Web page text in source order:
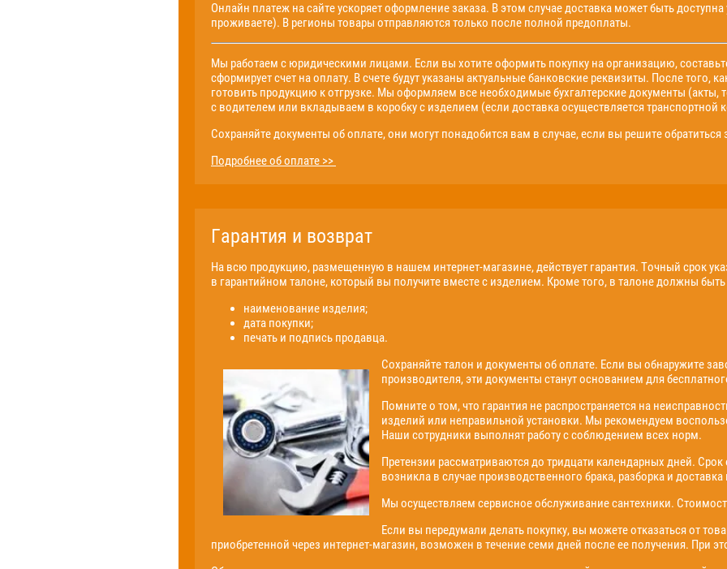
Онлайн платеж на сайте ускоряет оформление заказа. В этом случае доставка может быть
проживаете). В регионы товары отправляются только после полной предоплаты.
Мы работаем с юридическими лицами. Если вы хотите оформить покупку на организацию,
сформирует счет на оплату. В счете будут указаны актуальные банковские реквизиты. После того,
готовить продукцию к отгрузке. Мы оформляем все необходимые бухгалтерские документы
с водителем или вкладываем в коробку с изделием (если доставка осуществляется
Сохраняйте документы об оплате, они могут понадобится вам в случае, если вы решите
Подробнее об оплате >>
Гарантия и возврат
На всю продукцию, размещенную в нашем интернет-магазине, действует гарантия. Точный срок
в гарантийном талоне, который вы получите вместе с изделием. Кроме того, в талоне должны
наименование изделия;
дата покупки;
печать и подпись продавца.
Сохраняйте талон и документы об оплате. Если вы обнаружите
производителя, эти документы станут основанием для
Помните о том, что гарантия не распространяется на
изделий или неправильной установки. Мы рекомендуем
Наши сотрудники выполнят работу с соблюдением всех норм.
Претензии рассматриваются до тридцати календарных дней.
возникла в случае производственного брака, разборка и
Мы осуществляем сервисное обслуживание сантехники.
Если вы передумали делать покупку, вы можете отказаться от
приобретенной через интернет-магазин, возможен в течение семи дней после ее получения. При